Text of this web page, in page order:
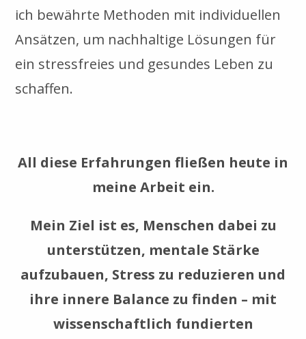
ich bewährte Methoden mit individuellen
Ansätzen, um nachhaltige Lösungen für
ein stressfreies und gesundes Leben zu
schaffen.
All diese Erfahrungen fließen heute in
meine Arbeit ein.
Mein Ziel ist es, Menschen dabei zu
unterstützen, mentale Stärke
aufzubauen, Stress zu reduzieren und
ihre innere Balance zu finden – mit
wissenschaftlich fundierten